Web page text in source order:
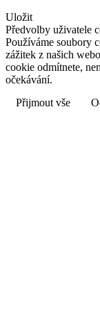
Uložit
Předvolby uživatele
Používáme soubory
zážitek z našich
cookie odmítnete,
očekávání.
Přijmout vše